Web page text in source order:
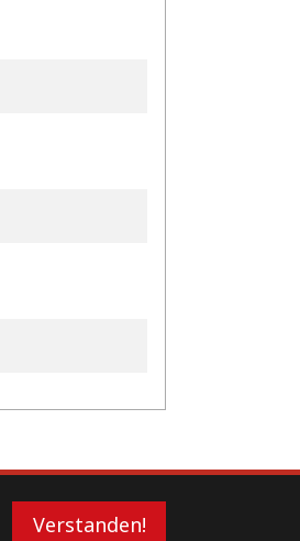
Verstanden!